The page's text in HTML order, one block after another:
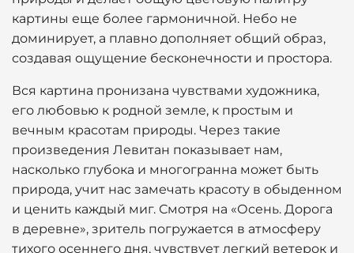
картины еще более гармоничной. Небо не
доминирует, а плавно дополняет общий образ,
создавая ощущение бесконечности и простора.
Вся картина пронизана чувствами художника,
его любовью к родной земле, к простым и
вечным красотам природы. Через такие
произведения Левитан показывает нам,
насколько глубока и многогранна может быть
природа, учит нас замечать красоту в обыденном
и ценить каждый миг. Смотря на «Осень. Дорога
в деревне», зритель погружается в атмосферу
тихого осеннего дня, чувствует легкий ветерок и